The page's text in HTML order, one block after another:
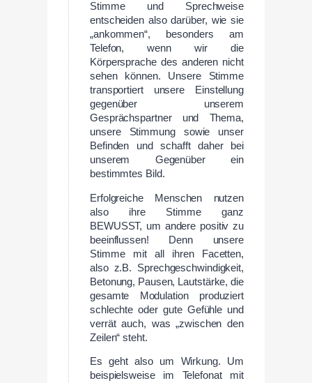
Stimme und Sprechweise
entscheiden also darüber, wie sie
„ankommen“, besonders am
Telefon, wenn wir die
Körpersprache des anderen nicht
sehen können. Unsere Stimme
transportiert unsere Einstellung
gegenüber unserem
Gesprächspartner und Thema,
unsere Stimmung sowie unser
Befinden und schafft daher bei
unserem Gegenüber ein
bestimmtes Bild.
Erfolgreiche Menschen nutzen
also ihre Stimme ganz
BEWUSST, um andere positiv zu
beeinflussen! Denn unsere
Stimme mit all ihren Facetten,
also z.B. Sprechgeschwindigkeit,
Betonung, Pausen, Lautstärke, die
gesamte Modulation produziert
schlechte oder gute Gefühle und
verrät auch, was „zwischen den
Zeilen“ steht.
Es geht also um Wirkung. Um
beispielsweise im Telefonat mit